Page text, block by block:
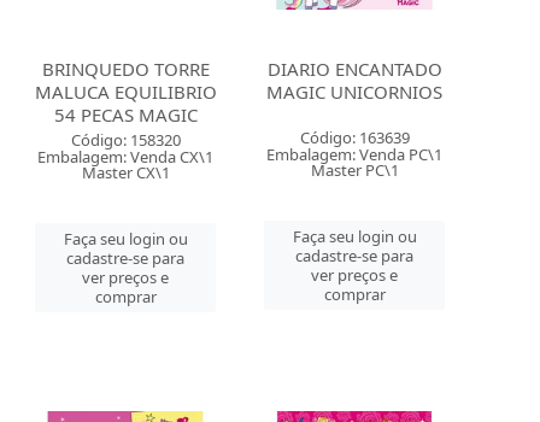
BRINQUEDO TORRE
MALUCA EQUILIBRIO
54 PECAS MAGIC
Código: 158320
Embalagem: Venda CX\1
Master CX\1
Faça seu login ou
cadastre-se para
ver preços e
comprar
DIARIO ENCANTADO
MAGIC UNICORNIOS
Código: 163639
Embalagem: Venda PC\1
Master PC\1
Faça seu login ou
cadastre-se para
ver preços e
comprar